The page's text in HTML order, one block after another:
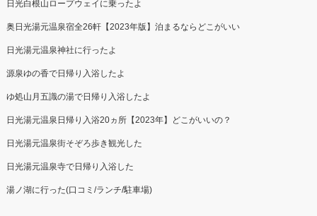
日光白根山ロープウェイに乗ったよ
奥日光湯元温泉宿全26軒【2023年版】泊まるならどこがいい
日光湯元温泉神社に行ったよ
源泉ゆの香で日帰り入浴したよ
ゆ処山月五識の湯で日帰り入浴したよ
日光湯元温泉日帰り入浴20ヵ所【2023年】どこがいいの？
日光湯元温泉街そぞろ歩き観光した
日光湯元温泉寺で日帰り入浴した
湯ノ湖に行った(口コミ/ランチ/駐車場)